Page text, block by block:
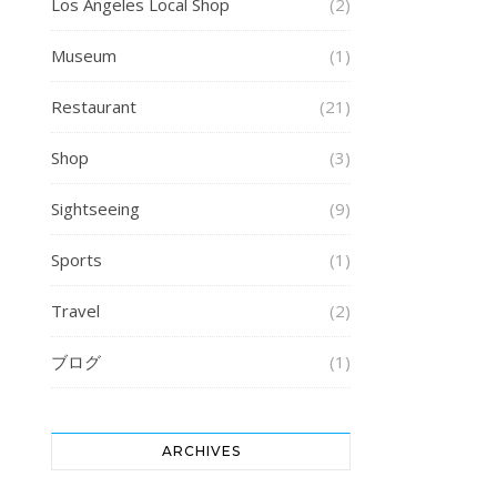
Los Angeles Local Shop (2)
Museum (1)
Restaurant (21)
Shop (3)
Sightseeing (9)
Sports (1)
Travel (2)
ブログ (1)
ARCHIVES